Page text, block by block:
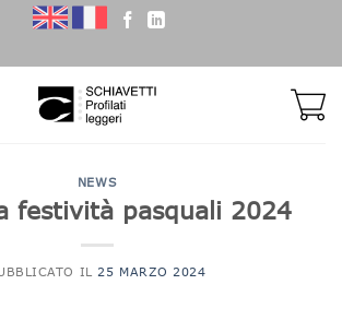
NEWS
festività pasquali 2024
IL 25 MARZO 2024